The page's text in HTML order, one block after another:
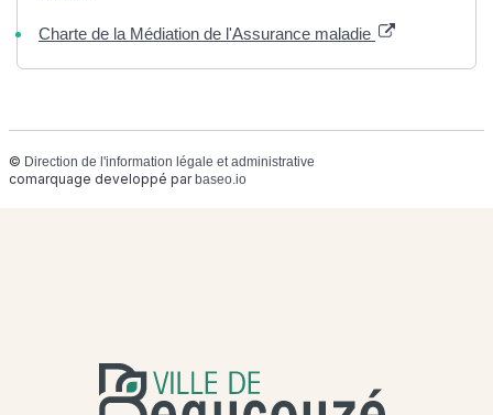
Charte de la Médiation de l'Assurance maladie
© Direction de l'information légale et administrative
comarquage developpé par baseo.io